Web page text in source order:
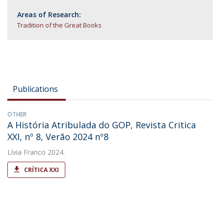
Areas of Research:
Tradition of the Great Books
Publications
OTHER
A História Atribulada do GOP, Revista Critica
XXI, nº 8, Verão 2024 nº8
Lívia Franco 2024.
CRÍTICA XXI